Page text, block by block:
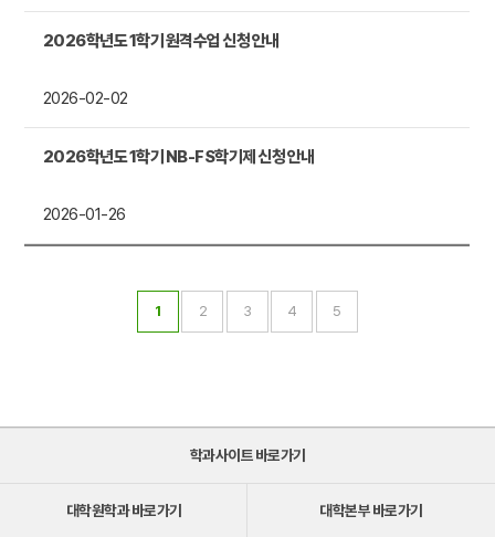
2026학년도 1학기 원격수업 신청 안내
2026-02-02
2026학년도 1학기 NB-FS학기제 신청 안내
2026-01-26
1 2 3 4 5
학과사이트 바로가기
대학원학과 바로가기 대학본부 바로가기